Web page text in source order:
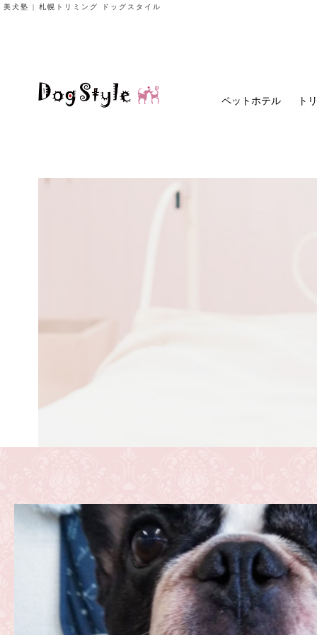
美犬塾 | 札幌トリミング ドッグスタイル
ペットホテル ト